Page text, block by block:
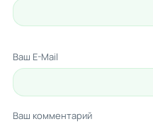
Ваш E-Mail
Ваш комментарий